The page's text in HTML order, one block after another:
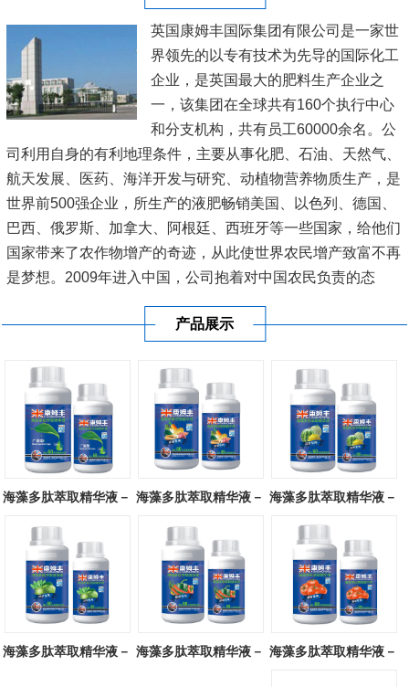
英国康姆丰国际集团有限公司是一家世
界领先的以专有技术为先导的国际化工
企业，是英国最大的肥料生产企业之
一，该集团在全球共有160个执行中心
和分支机构，共有员工60000余名。公
司利用自身的有利地理条件，主要从事化肥、石油、天然气、
航天发展、医药、海洋开发与研究、动植物营养物质生产，是
世界前500强企业，所生产的液肥畅销美国、以色列、德国、
巴西、俄罗斯、加拿大、阿根廷、西班牙等一些国家，给他们
国家带来了农作物增产的奇迹，从此使世界农民增产致富不再
是梦想。2009年进入中国，公司抱着对中国农民负责的态
东、广西、海南等20多...
[查看详情]
产品展示
海藻多肽萃取精华液－
广谱型
海藻多肽萃取精华液－
块茎专用
海藻多肽萃取精华液－
瓜类专用
海藻多肽萃取精华液－ 海藻多肽萃取精华液－ 海藻多肽萃取精华液－